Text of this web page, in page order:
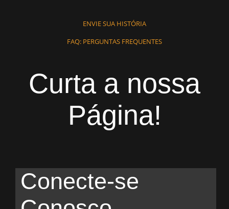
ENVIE SUA HISTÓRIA
FAQ: PERGUNTAS FREQUENTES
Curta a nossa
Página!
Conecte-se